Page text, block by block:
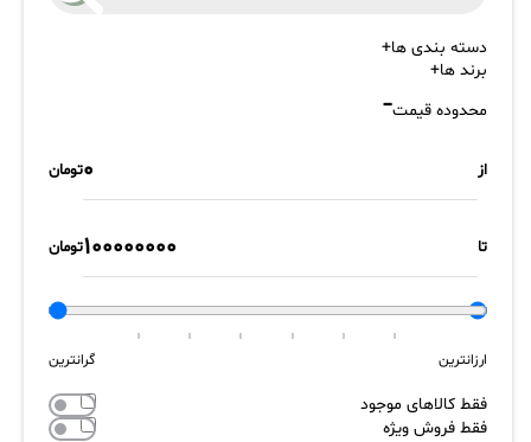
دسته بندی ها
برند ها
محدوده قیمت
از تومان
تا تومان
ارزانترین گرانترین
فقط کالاهای موجود
فقط فروش ویژه